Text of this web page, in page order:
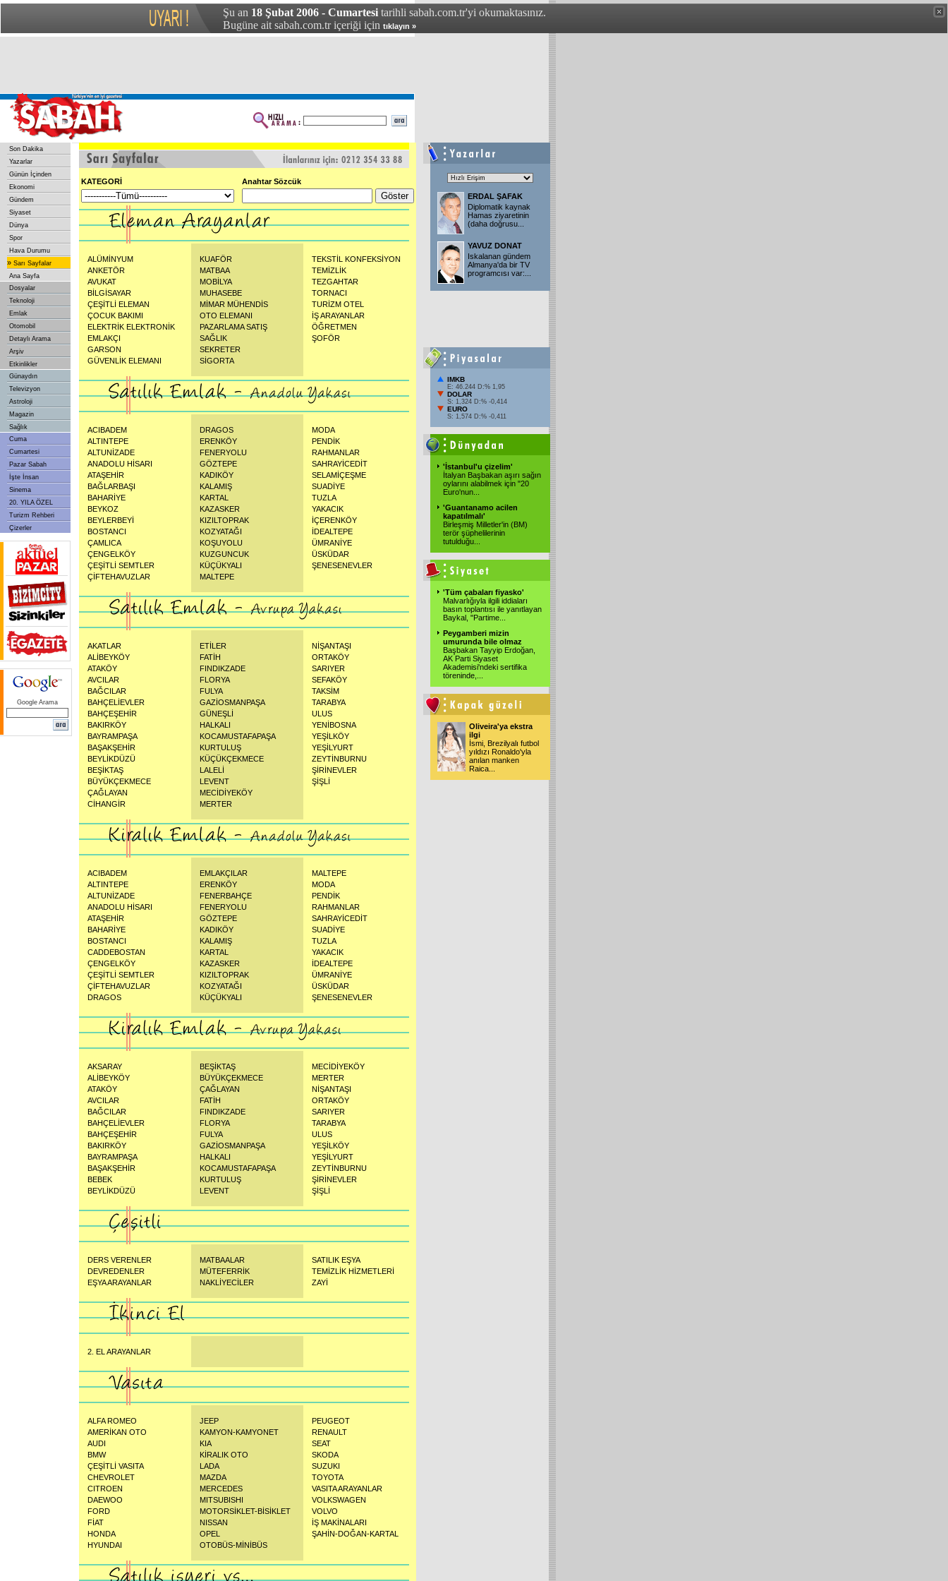
Şu an 18 Şubat 2006 - Cumartesi tarihli sabah.com.tr'yi okumaktasınız.
Bugüne ait sabah.com.tr içeriği için tıklayın »
Son Dakika
Yazarlar
Günün İçinden
Ekonomi
Gündem
Siyaset
Dünya
Spor
Hava Durumu
» Sarı Sayfalar
Ana Sayfa
Dosyalar
Teknoloji
Emlak
Otomobil
Detaylı Arama
Arşiv
Etkinlikler
Günaydın
Televizyon
Astroloji
Magazin
Sağlık
Cuma
Cumartesi
Pazar Sabah
İşte İnsan
Sinema
20. YILA ÖZEL
Turizm Rehberi
Çizerler
Google Arama
KATEGORİ Anahtar Sözcük
ALÜMİNYUM
ANKETÖR
AVUKAT
BİLGİSAYAR
ÇEŞİTLİ ELEMAN
ÇOCUK BAKIMI
ELEKTRİK ELEKTRONİK
EMLAKÇI
GARSON
GÜVENLİK ELEMANI
KUAFÖR
MATBAA
MOBİLYA
MUHASEBE
MİMAR MÜHENDİS
OTO ELEMANI
PAZARLAMA SATIŞ
SAĞLIK
SEKRETER
SİGORTA
TEKSTİL KONFEKSİYON
TEMİZLİK
TEZGAHTAR
TORNACI
TURİZM OTEL
İŞ ARAYANLAR
ÖĞRETMEN
ŞOFÖR
ACIBADEM
ALTINTEPE
ALTUNİZADE
ANADOLU HİSARI
ATAŞEHİR
BAĞLARBAŞI
BAHARİYE
BEYKOZ
BEYLERBEYİ
BOSTANCI
ÇAMLICA
ÇENGELKÖY
ÇEŞİTLİ SEMTLER
ÇİFTEHAVUZLAR
DRAGOS
ERENKÖY
FENERYOLU
GÖZTEPE
KADIKÖY
KALAMIŞ
KARTAL
KAZASKER
KIZILTOPRAK
KOZYATAĞI
KOŞUYOLU
KUZGUNCUK
KÜÇÜKYALI
MALTEPE
MODA
PENDİK
RAHMANLAR
SAHRAYİCEDİT
SELAMİÇEŞME
SUADİYE
TUZLA
YAKACIK
İÇERENKÖY
İDEALTEPE
ÜMRANİYE
ÜSKÜDAR
ŞENESENEVLER
AKATLAR
ALİBEYKÖY
ATAKÖY
AVCILAR
BAĞCILAR
BAHÇELİEVLER
BAHÇEŞEHİR
BAKIRKÖY
BAYRAMPAŞA
BAŞAKŞEHİR
BEYLİKDÜZÜ
BEŞİKTAŞ
BÜYÜKÇEKMECE
ÇAĞLAYAN
CİHANGİR
ETİLER
FATİH
FINDIKZADE
FLORYA
FULYA
GAZİOSMANPAŞA
GÜNEŞLİ
HALKALI
KOCAMUSTAFAPAŞA
KURTULUŞ
KÜÇÜKÇEKMECE
LALELİ
LEVENT
MECİDİYEKÖY
MERTER
NİŞANTAŞI
ORTAKÖY
SARIYER
SEFAKÖY
TAKSİM
TARABYA
ULUS
YENİBOSNA
YEŞİLKÖY
YEŞİLYURT
ZEYTİNBURNU
ŞİRİNEVLER
ŞİŞLİ
ACIBADEM
ALTINTEPE
ALTUNİZADE
ANADOLU HİSARI
ATAŞEHİR
BAHARİYE
BOSTANCI
CADDEBOSTAN
ÇENGELKÖY
ÇEŞİTLİ SEMTLER
ÇİFTEHAVUZLAR
DRAGOS
EMLAKÇILAR
ERENKÖY
FENERBAHÇE
FENERYOLU
GÖZTEPE
KADIKÖY
KALAMIŞ
KARTAL
KAZASKER
KIZILTOPRAK
KOZYATAĞI
KÜÇÜKYALI
MALTEPE
MODA
PENDİK
RAHMANLAR
SAHRAYİCEDİT
SUADİYE
TUZLA
YAKACIK
İDEALTEPE
ÜMRANİYE
ÜSKÜDAR
ŞENESENEVLER
AKSARAY
ALİBEYKÖY
ATAKÖY
AVCILAR
BAĞCILAR
BAHÇELİEVLER
BAHÇEŞEHİR
BAKIRKÖY
BAYRAMPAŞA
BAŞAKŞEHİR
BEBEK
BEYLİKDÜZÜ
BEŞİKTAŞ
BÜYÜKÇEKMECE
ÇAĞLAYAN
FATİH
FINDIKZADE
FLORYA
FULYA
GAZİOSMANPAŞA
HALKALI
KOCAMUSTAFAPAŞA
KURTULUŞ
LEVENT
MECİDİYEKÖY
MERTER
NİŞANTAŞI
ORTAKÖY
SARIYER
TARABYA
ULUS
YEŞİLKÖY
YEŞİLYURT
ZEYTİNBURNU
ŞİRİNEVLER
ŞİŞLİ
DERS VERENLER
DEVREDENLER
EŞYA ARAYANLAR
MATBAALAR
MÜTEFERRİK
NAKLİYECİLER
SATILIK EŞYA
TEMİZLİK HİZMETLERİ
ZAYİ
2. EL ARAYANLAR
ALFA ROMEO
AMERİKAN OTO
AUDI
BMW
ÇEŞİTLİ VASITA
CHEVROLET
CITROEN
DAEWOO
FORD
FİAT
HONDA
HYUNDAI
JEEP
KAMYON-KAMYONET
KIA
KİRALIK OTO
LADA
MAZDA
MERCEDES
MITSUBISHI
MOTORSİKLET-BİSİKLET
NISSAN
OPEL
OTOBÜS-MİNİBÜS
PEUGEOT
RENAULT
SEAT
SKODA
SUZUKI
TOYOTA
VASITA ARAYANLAR
VOLKSWAGEN
VOLVO
İŞ MAKİNALARI
ŞAHİN-DOĞAN-KARTAL
ERDAL ŞAFAK
Diplomatik kaynak
Hamas ziyaretinin
(daha doğrusu...
YAVUZ DONAT
Iskalanan gündem
Almanya'da bir TV
programcısı var:...
IMKB
E: 46.244 D:% 1,95
DOLAR
S: 1,324 D:% -0,414
EURO
S: 1,574 D:% -0,411
'İstanbul'u çizelim'
İtalyan Başbakan aşırı sağın
oylarını alabilmek için "20
Euro'nun...
'Guantanamo acilen
kapatılmalı'
Birleşmiş Milletler'in (BM)
terör şüphelilerinin
tutulduğu...
'Tüm çabaları fiyasko'
Malvarlığıyla ilgili iddiaları
basın toplantısı ile yanıtlayan
Baykal, "Partime...
Peygamberi mizin
umurunda bile olmaz
Başbakan Tayyip Erdoğan,
AK Parti Siyaset
Akademisi'ndeki sertifika
töreninde,...
Oliveira'ya ekstra
ilgi
İsmi, Brezilyalı futbol
yıldızı Ronaldo'yla
anılan manken
Raica...